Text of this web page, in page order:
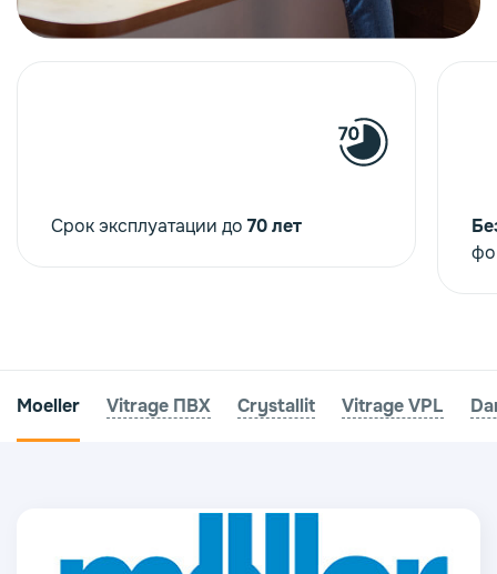
Срок эксплуатации до 70 лет
Moeller Vitrage ПВХ Crystallit Vitrage VPL